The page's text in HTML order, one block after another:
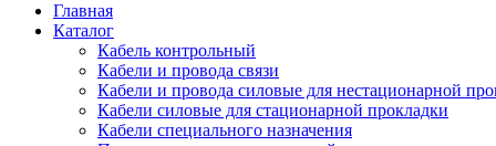
Главная
Каталог
Кабель контрольный
Кабели и провода связи
Кабели и провода силовые для нестационарной
Кабели силовые для стационарной прокладки
Кабели специального назначения